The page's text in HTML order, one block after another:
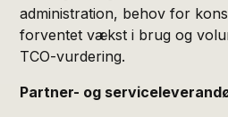
administration, behov for
forventet vækst i brug og
TCO-vurdering.
Partner- og